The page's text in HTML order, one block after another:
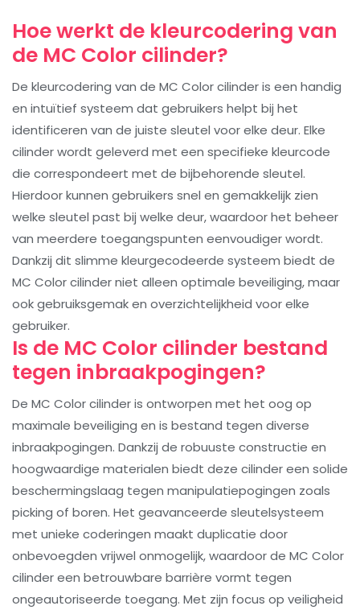
Hoe werkt de kleurcodering van
de MC Color cilinder?
De kleurcodering van de MC Color cilinder is een handig
en intuïtief systeem dat gebruikers helpt bij het
identificeren van de juiste sleutel voor elke deur. Elke
cilinder wordt geleverd met een specifieke kleurcode
die correspondeert met de bijbehorende sleutel.
Hierdoor kunnen gebruikers snel en gemakkelijk zien
welke sleutel past bij welke deur, waardoor het beheer
van meerdere toegangspunten eenvoudiger wordt.
Dankzij dit slimme kleurgecodeerde systeem biedt de
MC Color cilinder niet alleen optimale beveiliging, maar
ook gebruiksgemak en overzichtelijkheid voor elke
gebruiker.
Is de MC Color cilinder bestand
tegen inbraakpogingen?
De MC Color cilinder is ontworpen met het oog op
maximale beveiliging en is bestand tegen diverse
inbraakpogingen. Dankzij de robuuste constructie en
hoogwaardige materialen biedt deze cilinder een solide
beschermingslaag tegen manipulatiepogingen zoals
picking of boren. Het geavanceerde sleutelsysteem
met unieke coderingen maakt duplicatie door
onbevoegden vrijwel onmogelijk, waardoor de MC Color
cilinder een betrouwbare barrière vormt tegen
ongeautoriseerde toegang. Met zijn focus op veiligheid